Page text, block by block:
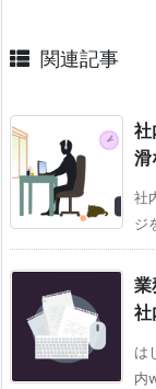
関連記事
社
滑
社
ジ
業
社
は
内